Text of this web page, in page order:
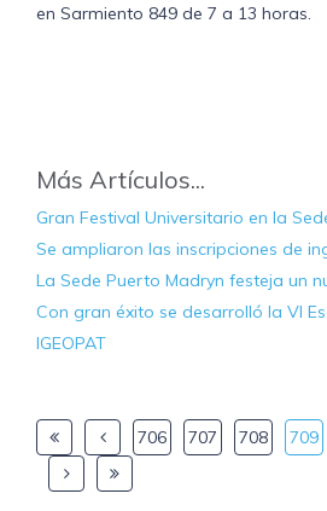
en Sarmiento 849 de 7 a 13 horas.
Más Artículos...
Gran Festival Universitario en la
Se ampliaron las inscripciones de
La Sede Puerto Madryn festeja un
Con gran éxito se desarrolló la VI
IGEOPAT
706 707 708 709